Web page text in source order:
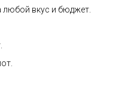
любой вкус и бюджет.